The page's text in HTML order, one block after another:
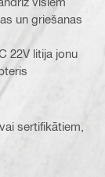
un griešanas
22V litija jonu
sertifikātiem,